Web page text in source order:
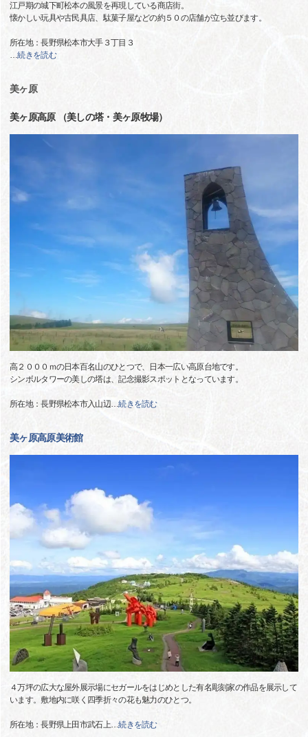
江戸期の城下町松本の風景を再現している商店街。
懐かしい玩具や古民具店、駄菓子屋などの約５０の店舗が立ち並びます。
所在地：長野県松本市大手３丁目３
…続きを読む
美ヶ原
美ヶ原高原 （美しの塔・美ヶ原牧場）
高２０００ｍの日本百名山のひとつで、日本一広い高原台地です。
シンボルタワーの美しの塔は、記念撮影スポットとなっています。
所在地：長野県松本市入山辺…続きを読む
美ヶ原高原美術館
４万坪の広大な屋外展示場にセガールをはじめとした有名彫刻家の作品を展示して
います。敷地内に咲く四季折々の花も魅力のひとつ。
所在地：長野県上田市武石上…続きを読む